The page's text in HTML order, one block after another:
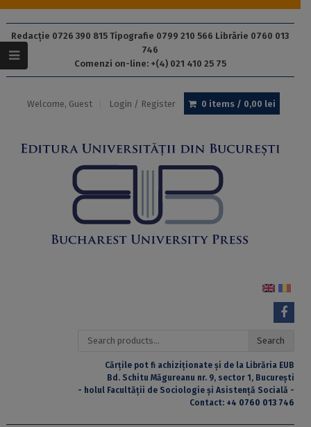
Redacție 0726 390 815 Tipografie 0799 210 566 Librărie 0760 013
746
Comenzi on-line: +(4) 021 410 25 75
Welcome, Guest Login / Register 0 items / 0,00 lei
Search
Search
Cărțile pot fi achiziționate și de la Librăria EUB
Bd. Schitu Măgureanu nr. 9, sector 1, București
- holul Facultății de Sociologie și Asistență Socială -
Contact: +4 0760 013 746